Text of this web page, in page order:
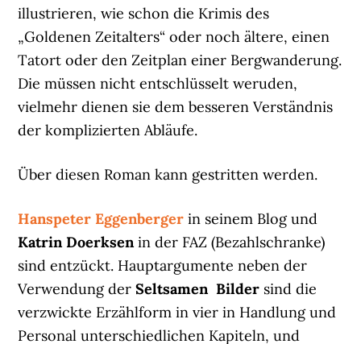
illustrieren, wie schon die Krimis des
„Goldenen Zeitalters“ oder noch ältere, einen
Tatort oder den Zeitplan einer Bergwanderung.
Die müssen nicht entschlüsselt weruden,
vielmehr dienen sie dem besseren Verständnis
der komplizierten Abläufe.
Über diesen Roman kann gestritten werden.
Hanspeter Eggenberger in seinem Blog und
Katrin Doerksenin der FAZ (Bezahlschranke)
sind entzückt. Hauptargumente neben der
Verwendung derSeltsamen Bilder sind die
verzwickte Erzählform in vier in Handlung und
Personal unterschiedlichen Kapiteln, und